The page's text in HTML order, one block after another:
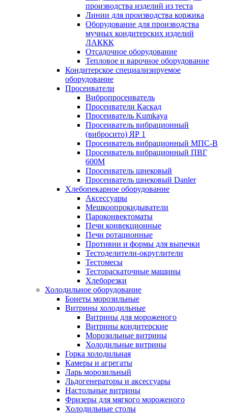
производства изделий из теста
Линии для производства коржика
Оборудование для производства
мучных кондитерских изделий
ЛАККК
Отсадочное оборудование
Тепловое и варочное оборудование
Кондитерское специализируемое
оборудование
Просеиватели
Вибропросеиватель
Просеиватели Каскад
Просеиватель Kumkaya
Просеиватель вибрационный
(вибросито) ЯР 1
Просеиватель вибрационный МПС-В
Просеиватель вибрационный ПВГ
600М
Просеиватель шнековый
Просеиватель шнековый Danler
Хлебопекарное оборудование
Аксессуары
Мешкоопрокидыватели
Пароконвектоматы
Печи конвекционные
Печи ротационные
Противни и формы для выпечки
Тестоделители-округлители
Тестомесы
Тестораскаточные машины
Хлеборезки
Холодильное оборудование
Бонеты морозильные
Витрины холодильные
Витрины для мороженого
Витрины кондитерские
Морозильные витрины
Холодильные витрины
Горка холодильная
Камеры и агрегаты
Ларь морозильный
Льдогенераторы и аксессуары
Настольные витрины
Фризеры для мягкого мороженого
Холодильные столы